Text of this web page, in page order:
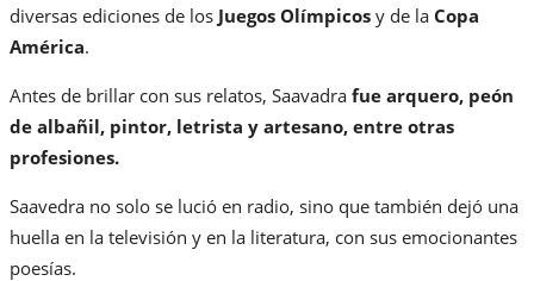
diversas ediciones de los Juegos Olímpicos y de la Copa
América.
Antes de brillar con sus relatos, Saavadra fue arquero, peón
de albañil, pintor, letrista y artesano, entre otras
profesiones.
Saavedra no solo se lució en radio, sino que también dejó una
huella en la televisión y en la literatura, con sus emocionantes
poesías.